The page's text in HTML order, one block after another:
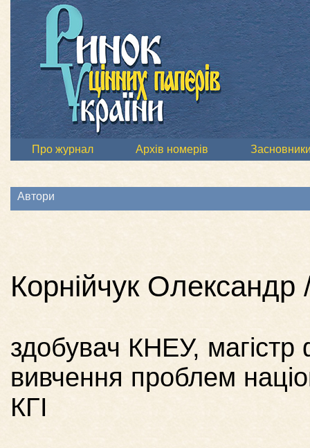
Про журнал Архів номерів
Автори
Корнійчук Олександр
здобувач КНЕУ, магістр
вивчення проблем
КГІ